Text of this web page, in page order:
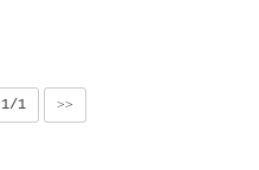
1/1 >>